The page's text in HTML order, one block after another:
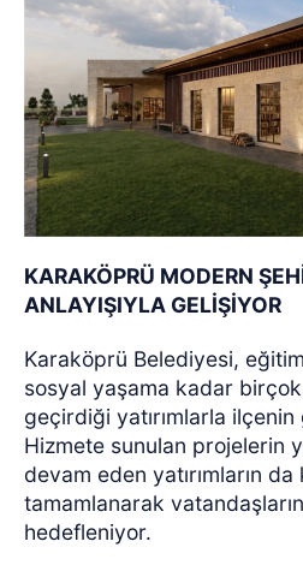
KARAKÖPRÜ MODERN
ANLAYIŞIYLA GELİŞİYOR
Karaköprü Belediyesi,
sosyal yaşama kadar
geçirdiği yatırımlarla
Hizmete sunulan projelerin
devam eden yatırımların
tamamlanarak vatandaşların
hedefleniyor.